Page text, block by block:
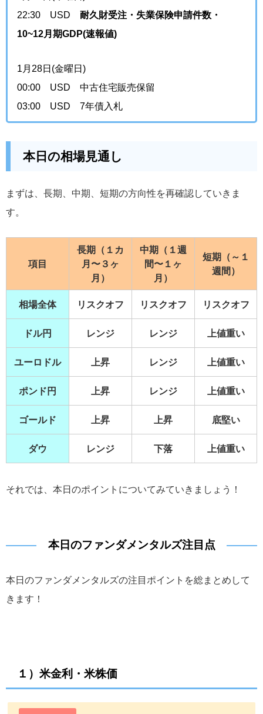
22:30 USD 耐久財受注・失業保険申請件数・
10~12月期GDP(速報値)
1月28日(金曜日)
00:00 USD 中古住宅販売保留
03:00 USD 7年債入札
本日の相場見通し
まずは、長期、中期、短期の方向性を再確認していきま
す。
項目
長期（１カ
月〜３ヶ
月）
中期（１週
間〜１ヶ
月）
短期（～１
週間）
相場全体 リスクオフ リスクオフ リスクオフ
ドル円 レンジ レンジ 上値重い
ユーロドル 上昇 レンジ 上値重い
ポンド円 上昇 レンジ 上値重い
ゴールド 上昇 上昇 底堅い
ダウ レンジ 下落 上値重い
それでは、本日のポイントについてみていきましょう！
本日のファンダメンタルズ注目点
本日のファンダメンタルズの注目ポイントを総まとめして
きます！
１）米金利・米株価